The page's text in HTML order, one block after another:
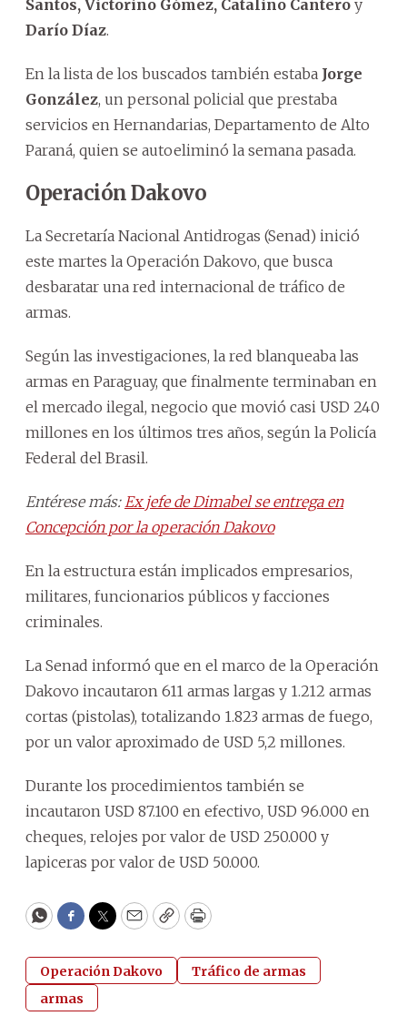
Santos, Victorino Gómez, Catalino Cantero y
Darío Díaz.
En la lista de los buscados también estaba Jorge
González, un personal policial que prestaba
servicios en Hernandarias, Departamento de Alto
Paraná, quien se autoeliminó la semana pasada.
Operación Dakovo
La Secretaría Nacional Antidrogas (Senad) inició
este martes la Operación Dakovo, que busca
desbaratar una red internacional de tráfico de
armas.
Según las investigaciones, la red blanqueaba las
armas en Paraguay, que finalmente terminaban en
el mercado ilegal, negocio que movió casi USD 240
millones en los últimos tres años, según la Policía
Federal del Brasil.
Entérese más: Ex jefe de Dimabel se entrega en
Concepción por la operación Dakovo
En la estructura están implicados empresarios,
militares, funcionarios públicos y facciones
criminales.
La Senad informó que en el marco de la Operación
Dakovo incautaron 611 armas largas y 1.212 armas
cortas (pistolas), totalizando 1.823 armas de fuego,
por un valor aproximado de USD 5,2 millones.
Durante los procedimientos también se
incautaron USD 87.100 en efectivo, USD 96.000 en
cheques, relojes por valor de USD 250.000 y
lapiceras por valor de USD 50.000.
WhatsApp
Facebook
Twitter
EmailCopyPrint
Operación Dakovo
Tráfico de armas
armas